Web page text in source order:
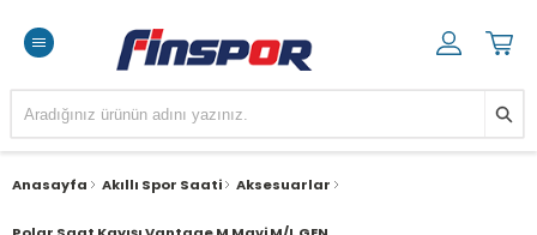
Anasayfa Akıllı Spor Saati Aksesuarlar